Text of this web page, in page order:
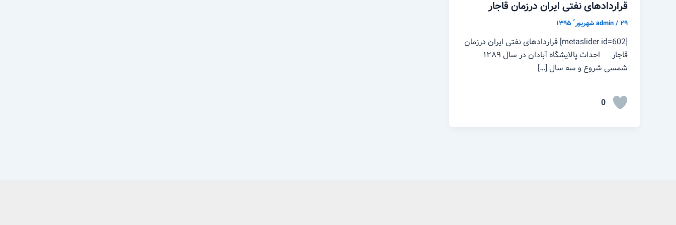
قراردادهای نفتی ایران درزمان قاجار
admin/۲۹ شهریور ّ ۱۳۹۵
[metaslider id=602] قراردادهای نفتی ایران درزمان
قاجار احداث پالایشگاه آبادان در سال ۱۲۸۹
شمسی شروع و سه سال […]
0